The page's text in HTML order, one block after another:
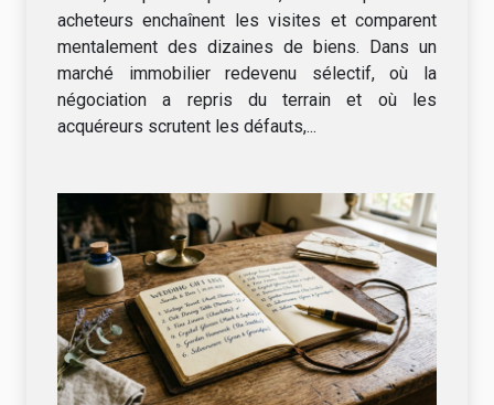
acheteurs enchaînent les visites et comparent
mentalement des dizaines de biens. Dans un
marché immobilier redevenu sélectif, où la
négociation a repris du terrain et où les
acquéreurs scrutent les défauts,...